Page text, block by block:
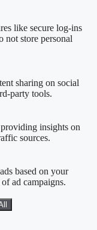
like secure log-ins
not store personal
sharing on social
party tools.
insights on
sources.
based on your
ad campaigns.